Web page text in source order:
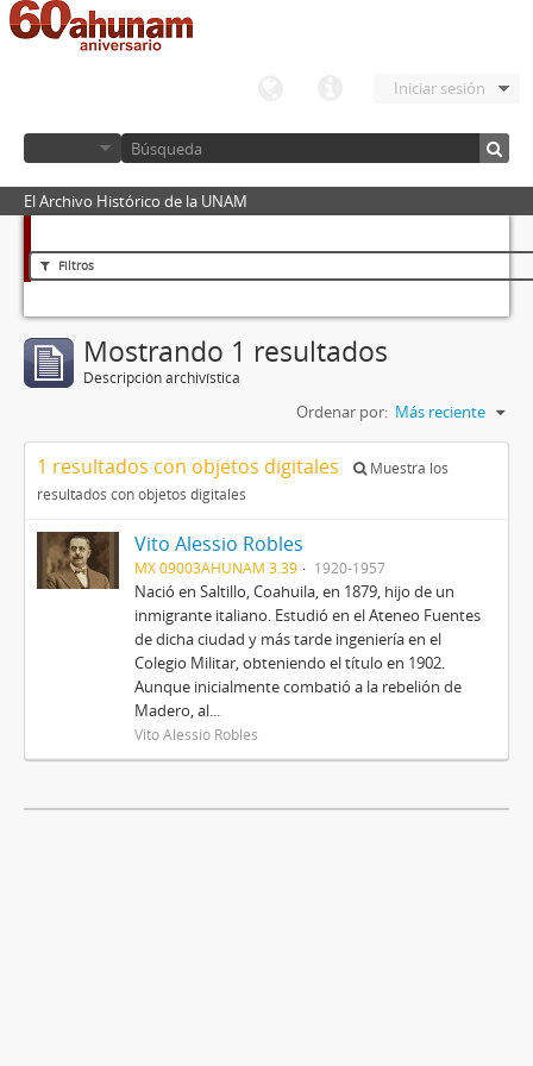
Iniciar sesión
El Archivo Histórico de la UNAM
Filtros
Mostrando 1 resultados
Descripción archivística
Ordenar por: Más reciente
1 resultados con objetos digitales
Muestra los
resultados con objetos digitales
Vito Alessio Robles
MX 09003AHUNAM 3.39 1920-1957
Nació en Saltillo, Coahuila, en 1879, hijo de un
inmigrante italiano. Estudió en el Ateneo Fuentes
de dicha ciudad y más tarde ingeniería en el
Colegio Militar, obteniendo el título en 1902.
Aunque inicialmente combatió a la rebelión de
Madero, al...
Vito Alessio Robles